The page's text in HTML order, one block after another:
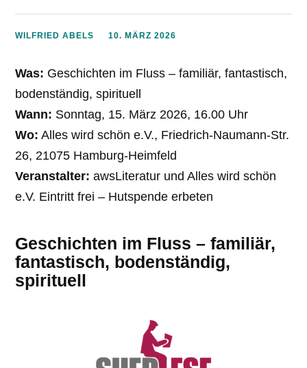
WILFRIED ABELS 10. MÄRZ 2026
Was: Geschichten im Fluss – familiär, fantastisch,
bodenständig, spirituell
Wann: Sonntag, 15. März 2026, 16.00 Uhr
Wo: Alles wird schön e.V., Friedrich-Naumann-Str.
26, 21075 Hamburg-Heimfeld
Veranstalter: awsLiteratur und Alles wird schön
e.V. Eintritt frei – Hutspende erbeten
Geschichten im Fluss – familiär,
fantastisch, bodenständig,
spirituell